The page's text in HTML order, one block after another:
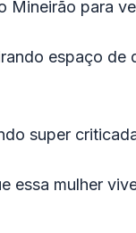
Mineirão para
espaço de
super
essa mulher